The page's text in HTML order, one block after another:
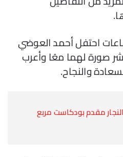
احتفل أحمد العوضي
صورة لهما معًا وأعرب
والنجاح.
مقدم بودكاست مربع